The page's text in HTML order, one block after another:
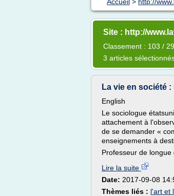
Site : http://
Classement : 103 /
3 articles
La vie en société
English
Le sociologue
attachement à
de se demander «
enseignements à
Professeur de longue
Lire la suite
Date: 2017-09-08
Thèmes liés : l'art et